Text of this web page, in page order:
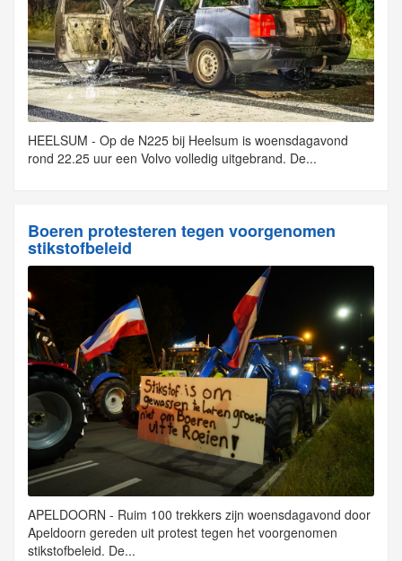
HEELSUM - Op de N225 bij Heelsum is woensdagavond
rond 22.25 uur een Volvo volledig uitgebrand. De...
Boeren protesteren tegen voorgenomen
stikstofbeleid
APELDOORN - Ruim 100 trekkers zijn woensdagavond door
Apeldoorn gereden uit protest tegen het voorgenomen
stikstofbeleid. De...